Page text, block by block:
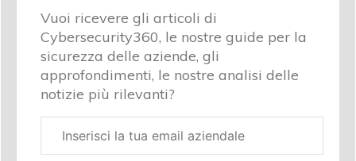
Vuoi ricevere gli articoli di
Cybersecurity360, le nostre guide per la
sicurezza delle aziende, gli
approfondimenti, le nostre analisi delle
notizie più rilevanti?
aziendale